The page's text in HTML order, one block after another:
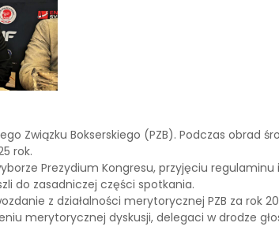
Związku Bokserskiego (PZB). Podczas obrad
rok.
Prezydium Kongresu, przyjęciu regulaminu
do zasadniczej części spotkania.
z działalności merytorycznej PZB za rok
merytorycznej dyskusji, delegaci w drodze